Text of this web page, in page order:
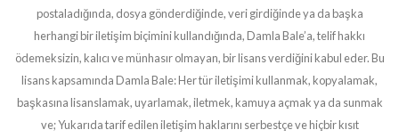
postaladığında, dosya gönderdiğinde, veri girdiğinde ya da başka
herhangi bir iletişim biçimini kullandığında, Damla Bale’a, telif hakkı
ödemeksizin, kalıcı ve münhasır olmayan, bir lisans verdiğini kabul eder. Bu
lisans kapsamında Damla Bale: Her tür iletişimi kullanmak, kopyalamak,
başkasına lisanslamak, uyarlamak, iletmek, kamuya açmak ya da sunmak
ve; Yukarıda tarif edilen iletişim haklarını serbestçe ve hiçbir kısıt